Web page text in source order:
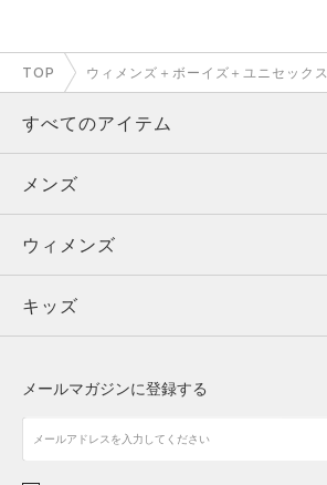
TOP ウィメンズ＋ボーイズ＋ユニセックス
すべてのアイテム
メンズ
ウィメンズ
キッズ
アクセサリー
メンズ
トップス
ボトムス
アクセサリー
ウィメンズ
トップス
シューズ
キッズ
メールマガジンに登録する